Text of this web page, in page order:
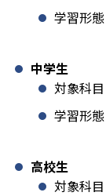
学習形
中学生
対象科
学習形
高校生
対象科